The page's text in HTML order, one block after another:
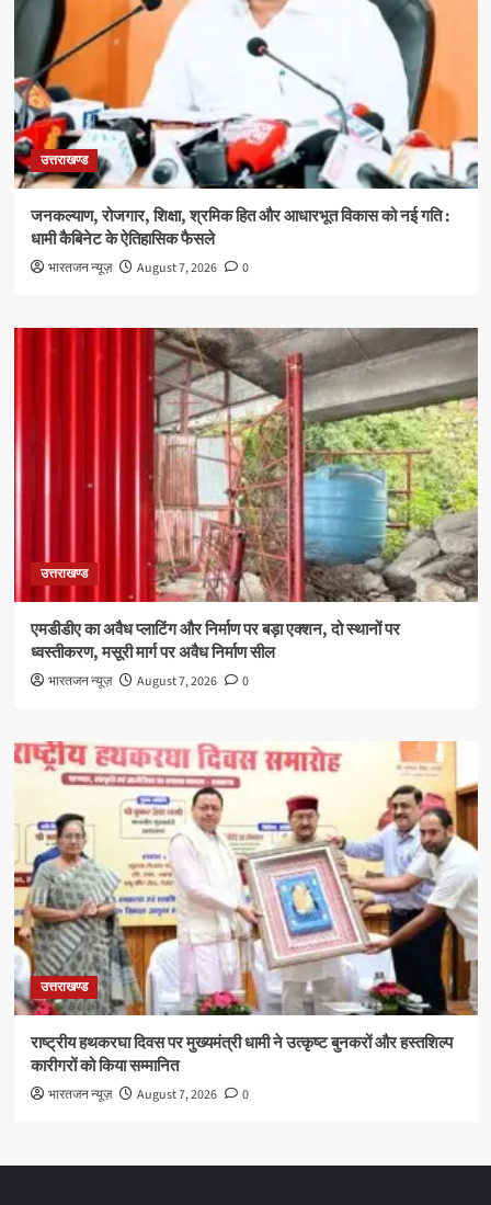
उत्तराखण्ड
जनकल्याण, रोजगार, शिक्षा, श्रमिक हित और आधारभूत विकास को नई गति :
धामी कैबिनेट के ऐतिहासिक फैसले
भारतजन न्यूज़ August 7, 2026 0
उत्तराखण्ड
एमडीडीए का अवैध प्लाटिंग और निर्माण पर बड़ा एक्शन, दो स्थानों पर
ध्वस्तीकरण, मसूरी मार्ग पर अवैध निर्माण सील
भारतजन न्यूज़ August 7, 2026 0
उत्तराखण्ड
राष्ट्रीय हथकरघा दिवस पर मुख्यमंत्री धामी ने उत्कृष्ट बुनकरों और हस्तशिल्प
कारीगरों को किया सम्मानित
भारतजन न्यूज़ August 7, 2026 0